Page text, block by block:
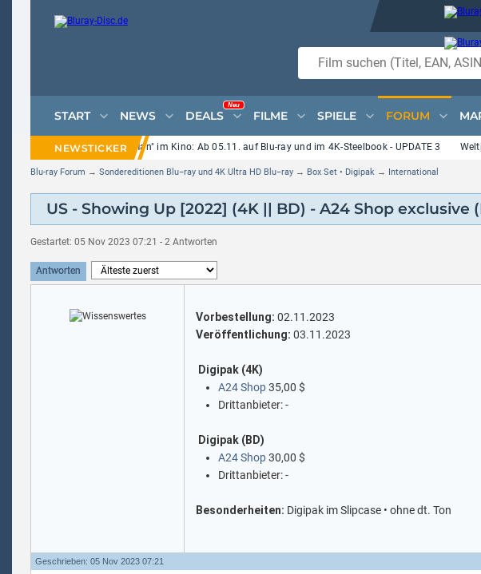
START NEWS DEALS
Neu
FILME SPIELE FORUM
Roth-Horror "Ice Cream Man" im Kino: Ab 05.11. auf Blu-ray und im 4K-Steelbook - UPDATE 3
Blu-ray Forum → Sondereditionen Blu−ray und 4K Ultra HD Blu−ray → Box Set • Digipak → International
US - Showing Up [2022] (4K || BD) - A24 Shop exclusive
Gestartet: 05 Nov 2023 07:21 - 2 Antworten
Antworten
Vorbestellung: 02.11.2023
Veröffentlichung: 03.11.2023
Digipak (4K)
A24 Shop35,00 $
Drittanbieter: -
Digipak (BD)
A24 Shop30,00 $
Drittanbieter: -
Besonderheiten: Digipak im Slipcase • ohne dt. Ton
Geschrieben: 05 Nov 2023 07:21